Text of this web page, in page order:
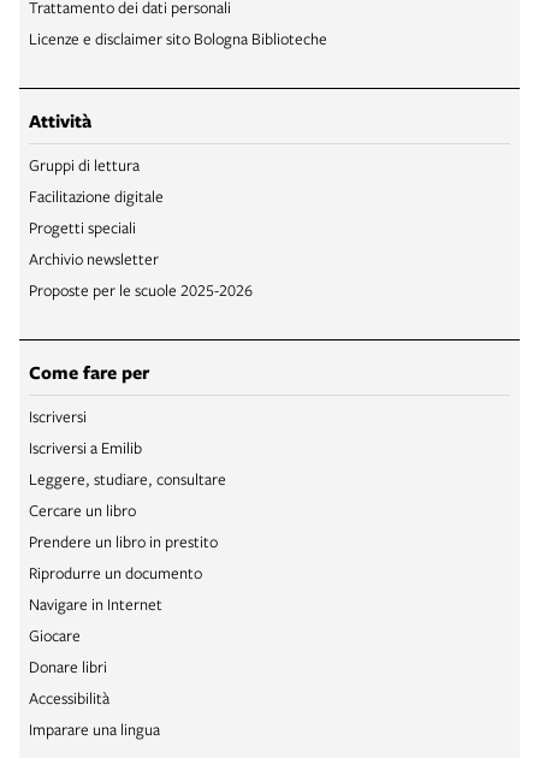
Trattamento dei dati personali
Licenze e disclaimer sito Bologna Biblioteche
Attività
Gruppi di lettura
Facilitazione digitale
Progetti speciali
Archivio newsletter
Proposte per le scuole 2025-2026
Come fare per
Iscriversi
Iscriversi a Emilib
Leggere, studiare, consultare
Cercare un libro
Prendere un libro in prestito
Riprodurre un documento
Navigare in Internet
Giocare
Donare libri
Accessibilità
Imparare una lingua